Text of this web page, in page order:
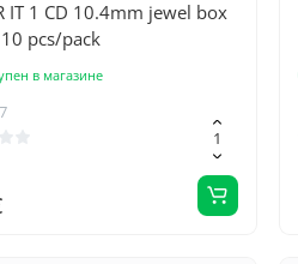
IT 1 CD 10.4mm jewel box
pcs/pack
в магазине